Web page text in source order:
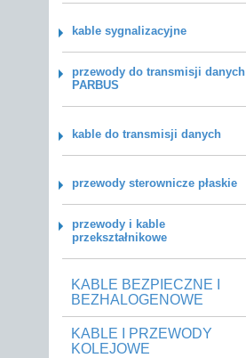
kable sygnalizacyjne
przewody do transmisji danych
PARBUS
kable do transmisji danych
przewody sterownicze płaskie
przewody i kable
przekształnikowe
KABLE BEZPIECZNE I
BEZHALOGENOWE
KABLE I PRZEWODY
KOLEJOWE